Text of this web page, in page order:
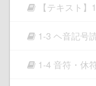
【テキスト
1-3 ヘ音記号
1-4 音符・休